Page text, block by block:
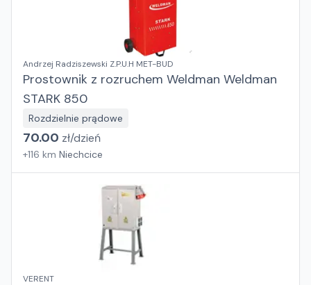
Andrzej Radziszewski Z.P.U.H MET-BUD
Prostownik z rozruchem Weldman Weldman
STARK 850
Rozdzielnie prądowe
70.00 zł/dzień
+116 km Niechcice
VERENT